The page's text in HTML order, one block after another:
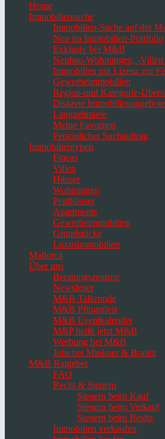
Home
Immobiliensuche
Immobilien-Suche auf der
Neu im Immobilien-Portfolio
Exklusiv bei M&B
Neubau-Wohnungen, -
Immobilien mit Lizenz zur
Gewerbeimmobilien
Region-und Kategorie-
Diskrete Immobilienangebote
Langzeitmiete
Meine Favoriten
Persönlicher Suchauftrag
Immobilientypen
Fincas
Villen
Häuser
Wohnungen
Penthäuser
Apartments
Gewerbeimmobilien
Grundstücke
Luxusimmobilien
Mallorca
Über uns
Beratungszentren
Newsletter
M&B Talkrunde
M&B Pfingstfest
M&B Eventkalender
M&P heißt jetzt M&B
Werbung bei M&B
Jobs bei Minkner & Bonitz
M&B Ratgeber
FAQ
Recht & Steuern
Steuern beim Kauf
Steuern beim Verkauf
Steuern beim Besitz
Immobilien verkaufen